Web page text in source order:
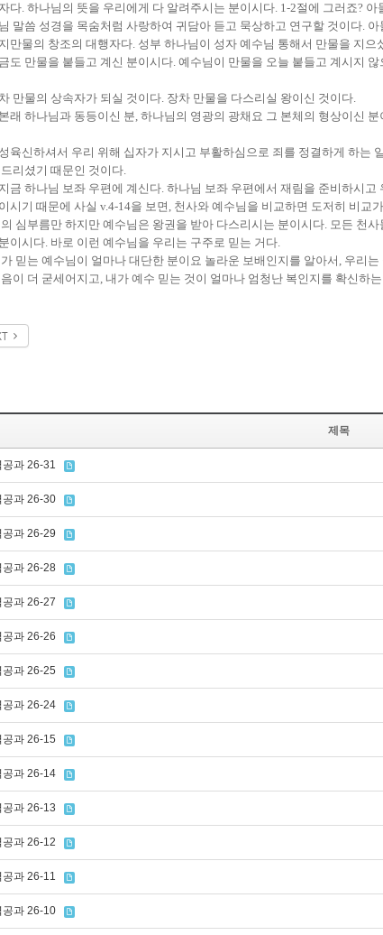
다. 하나님의 뜻을 우리에게 다 알려주시는 분이시다. 1-2절에 그러죠?
말씀 성경을 목숨처럼 사랑하여 귀담아 듣고 묵상하고 연구할 것이다.
만물의 창조의 대행자다. 성부 하나님이 성자 예수님 통해서 만물을 지
도 만물을 붙들고 계신 분이시다. 예수님이 만물을 오늘 붙들고 계시지
만물의 상속자가 되실 것이다. 장차 만물을 다스리실 왕이신 것이다.
래 하나님과 동등이신 분, 하나님의 영광의 광채요 그 본체의 형상이신
육신하셔서 우리 위해 십자가 지시고 부활하심으로 죄를 정결하게 하
리셨기 때문인 것이다.
금 하나님 보좌 우편에 계신다. 하나님 보좌 우편에서 재림을 준비하시
시기 때문에 사실 v.4-14을 보면, 천사와 예수님을 비교하면 도저히 비
심부름만 하지만 예수님은 왕권을 받아 다스리시는 분이시다. 모든 천
이시다. 바로 이런 예수님을 우리는 구주로 믿는 거다.
믿는 예수님이 얼마나 대단한 분이요 놀라운 보배인지를 알아서, 우리
이 더 굳세어지고, 내가 예수 믿는 것이 얼마나 엄청난 복인지를 확신하
제목
공과 26-31
공과 26-30
공과 26-29
공과 26-28
공과 26-27
공과 26-26
공과 26-25
공과 26-24
공과 26-15
공과 26-14
공과 26-13
공과 26-12
공과 26-11
공과 26-10